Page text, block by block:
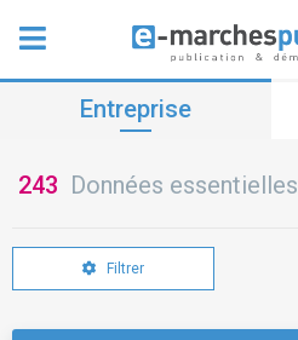
Entreprise
243 Données essentielles
Filtrer